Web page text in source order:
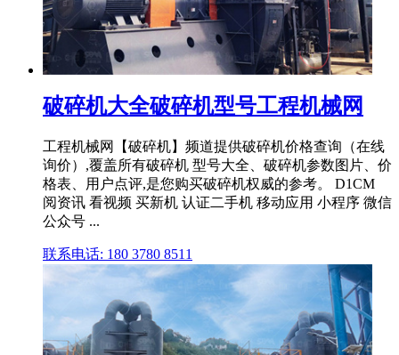
破碎机大全破碎机型号工程机械网
工程机械网【破碎机】频道提供破碎机价格查询（在线
询价）,覆盖所有破碎机 型号大全、破碎机参数图片、价
格表、用户点评,是您购买破碎机权威的参考。 D1CM
阅资讯 看视频 买新机 认证二手机 移动应用 小程序 微信
公众号 ...
联系电话: 180 3780 8511